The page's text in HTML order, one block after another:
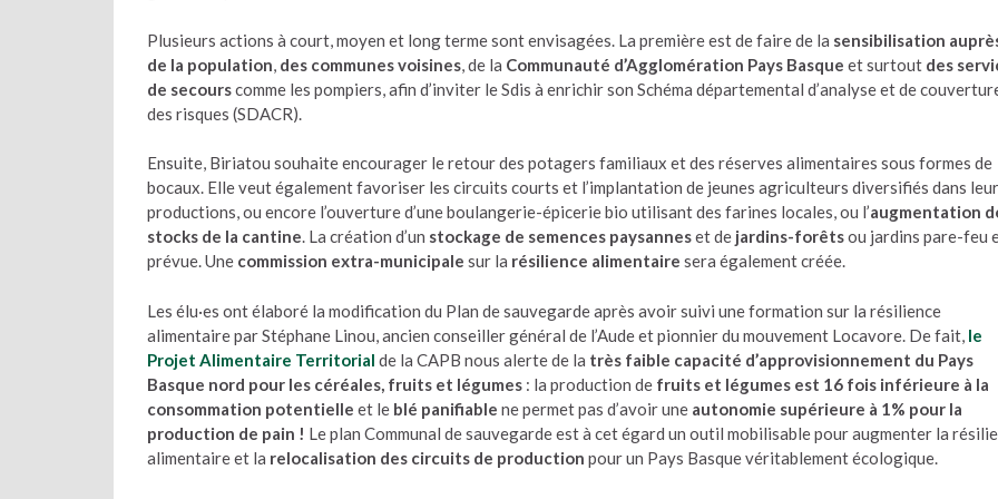
Plusieurs actions à court, moyen et long terme sont envisagées. La première est de faire de la sensibilisation
de la population des communes voisines , de la Communauté d’Agglomération Pays Basque et surtout des
de secourscomme les pompiers, afin d’inviter le Sdis à enrichir son Schéma départemental d’analyse et de
des risques (SDACR).
Ensuite, Biriatou souhaite encourager le retour des potagers familiaux et des réserves alimentaires sous formes de
bocaux. Elle veut également favoriser les circuits courts et l’implantation de jeunes agriculteurs diversifiés dans
productions, ou encore l’ouverture d’une boulangerie-épicerie bio utilisant des farines locales, ou l’augmentation
stocks de la cantine. La création d’un stockage de semences paysanneset de jardins-forêtsou jardins pare-feu
prévue. Une commission extra-municipale sur la résilience alimentaire sera également créée.
Les élu·es ont élaboré la modification du Plan de sauvegarde après avoir suivi une formation sur la résilience
alimentaire par Stéphane Linou, ancien conseiller général de l’Aude et pionnier du mouvement Locavore. De fait, le
Projet Alimentaire Territorial de la CAPB nous alerte de la très faible capacité d’approvisionnement du Pays
Basque nord pour les céréales, fruits et légumes : la production de fruits et légumes est 16 fois inférieure à la
consommation potentielle et le blé panifiable ne permet pas d’avoir une autonomie supérieure à 1% pour la
production de pain ! Le plan Communal de sauvegarde est à cet égard un outil mobilisable pour augmenter la
alimentaire et la relocalisation des circuits de production pour un Pays Basque véritablement écologique.